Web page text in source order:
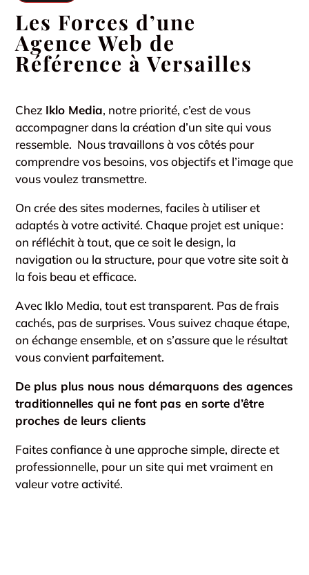
Les Forces d’une
Agence Web de
Référence à Versailles
Chez Iklo Media, notre priorité, c’est de vous
accompagner dans la création d’un site qui vous
ressemble. Nous travaillons à vos côtés pour
comprendre vos besoins, vos objectifs et l’image que
vous voulez transmettre.
On crée des sites modernes, faciles à utiliser et
adaptés à votre activité. Chaque projet est unique :
on réfléchit à tout, que ce soit le design, la
navigation ou la structure, pour que votre site soit à
la fois beau et efficace.
Avec Iklo Media, tout est transparent. Pas de frais
cachés, pas de surprises. Vous suivez chaque étape,
on échange ensemble, et on s’assure que le résultat
vous convient parfaitement.
De plus plus nous nous démarquons des agences
traditionnelles qui ne font pas en sorte d’être
proches de leurs clients
Faites confiance à une approche simple, directe et
professionnelle, pour un site qui met vraiment en
valeur votre activité.